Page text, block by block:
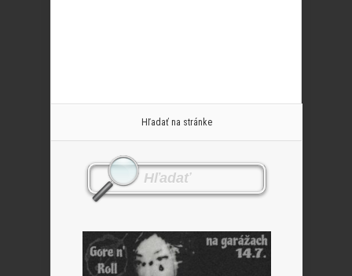
Hľadať na stránke